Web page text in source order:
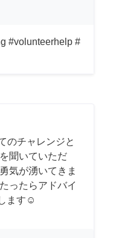
#volunteerhelp #
のチャレンジと
聞いていただ
気が湧いてきま
ったらアドバイ
ます☺️